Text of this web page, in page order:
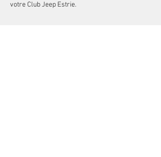
votre Club Jeep Estrie.